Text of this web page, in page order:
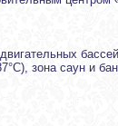
зона саун и